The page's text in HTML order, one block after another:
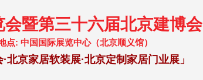
暨第三十六届北京建博会
: 中国国际展览中心（北京顺义馆）
京家居软装展·北京定制家居门业展」